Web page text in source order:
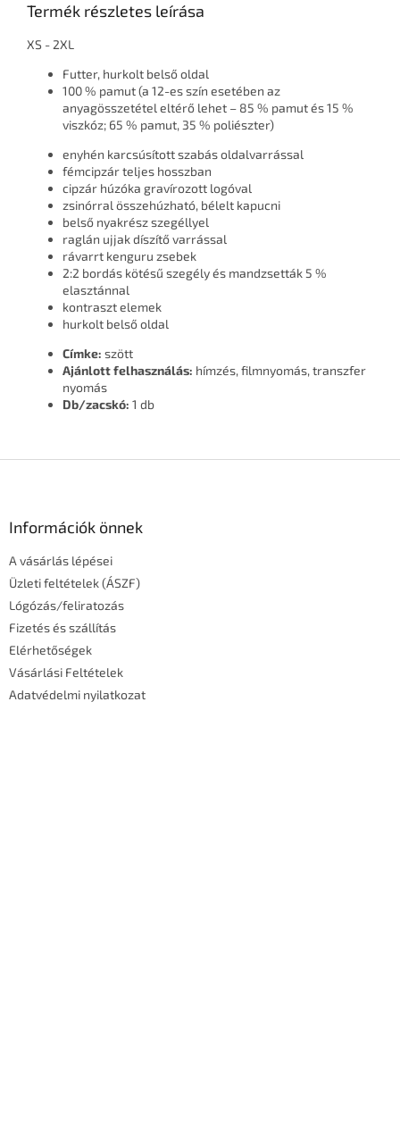
Termék részletes leírása
XS - 2XL
Futter, hurkolt belső oldal
100 % pamut (a 12-es szín esetében az
anyagösszetétel eltérő lehet – 85 % pamut és 15 %
viszkóz; 65 % pamut, 35 % poliészter)
enyhén karcsúsított szabás oldalvarrással
fémcipzár teljes hosszban
cipzár húzóka gravírozott logóval
zsinórral összehúzható, bélelt kapucni
belső nyakrész szegéllyel
raglán ujjak díszítő varrással
rávarrt kenguru zsebek
2:2 bordás kötésű szegély és mandzsetták 5 %
elasztánnal
kontraszt elemek
hurkolt belső oldal
Címke: szött
Ajánlott felhasználás: hímzés, filmnyomás, transzfer
nyomás
Db/zacskó: 1 db
Információk önnek
A vásárlás lépései
Üzleti feltételek (ÁSZF)
Lógózás/feliratozás
Fizetés és szállítás
Elérhetőségek
Vásárlási Feltételek
Adatvédelmi nyilatkozat